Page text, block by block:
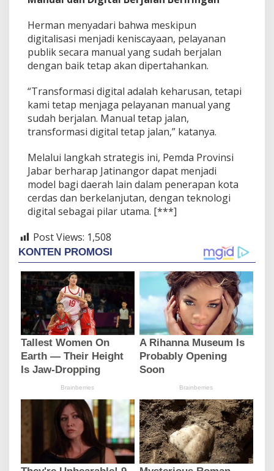
Herman menyadari bahwa meskipun
digitalisasi menjadi keniscayaan, pelayanan
publik secara manual yang sudah berjalan
dengan baik tetap akan dipertahankan.
“Transformasi digital adalah keharusan, tetapi
kami tetap menjaga pelayanan manual yang
sudah berjalan. Manual tetap jalan,
transformasi digital tetap jalan,” katanya.
Melalui langkah strategis ini, Pemda Provinsi
Jabar berharap Jatinangor dapat menjadi
model bagi daerah lain dalam penerapan kota
cerdas dan berkelanjutan, dengan teknologi
digital sebagai pilar utama. [***]
Post Views: 1,508